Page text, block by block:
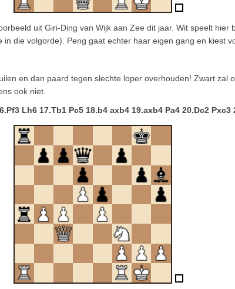
uit Giri-Ding van Wijk aan Zee dit jaar. Wit speelt hier
die volgorde). Peng gaat echter haar eigen gang en kiest
en dan paard tegen slechte loper overhouden! Zwart zal
ook niet.
Lh6 17.Tb1 Pc5 18.b4 axb4 19.axb4 Pa4 20.Dc2 Pxc3